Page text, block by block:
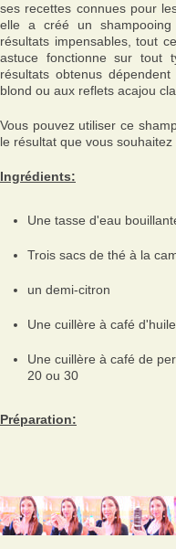
ses recettes connues pour
elle a créé un shampooing
résultats impensables, tout
astuce fonctionne sur tout
résultats obtenus
blond ou aux reflets acajou
Vous pouvez utiliser ce
le résultat que vous souhaitez
Ingrédients:
Une tasse d'eau
Trois sacs de thé à la
un demi-citron
Une cuillère à café
Une cuillère à café de
20 ou 30
Préparation: